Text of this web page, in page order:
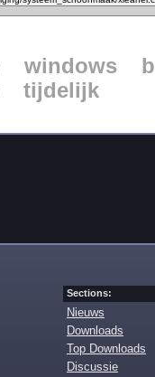
windows
tijdelijk
Sections:
Nieuws
Downloads
Top Downloads
Discussie